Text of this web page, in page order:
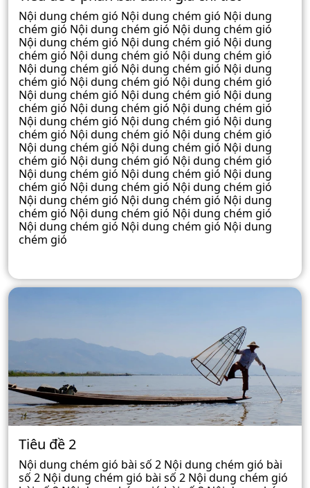
Nội dung chém gió Nội dung chém gió Nội dung
chém gió Nội dung chém gió Nội dung chém gió
Nội dung chém gió Nội dung chém gió Nội dung
chém gió Nội dung chém gió Nội dung chém gió
Nội dung chém gió Nội dung chém gió Nội dung
chém gió Nội dung chém gió Nội dung chém gió
Nội dung chém gió Nội dung chém gió Nội dung
chém gió Nội dung chém gió Nội dung chém gió
Nội dung chém gió Nội dung chém gió Nội dung
chém gió Nội dung chém gió Nội dung chém gió
Nội dung chém gió Nội dung chém gió Nội dung
chém gió Nội dung chém gió Nội dung chém gió
Nội dung chém gió Nội dung chém gió Nội dung
chém gió Nội dung chém gió Nội dung chém gió
Nội dung chém gió Nội dung chém gió Nội dung
chém gió Nội dung chém gió Nội dung chém gió
Nội dung chém gió Nội dung chém gió Nội dung
chém gió
Tiêu đề 2
Nội dung chém gió bài số 2 Nội dung chém gió bài
số 2 Nội dung chém gió bài số 2 Nội dung chém gió